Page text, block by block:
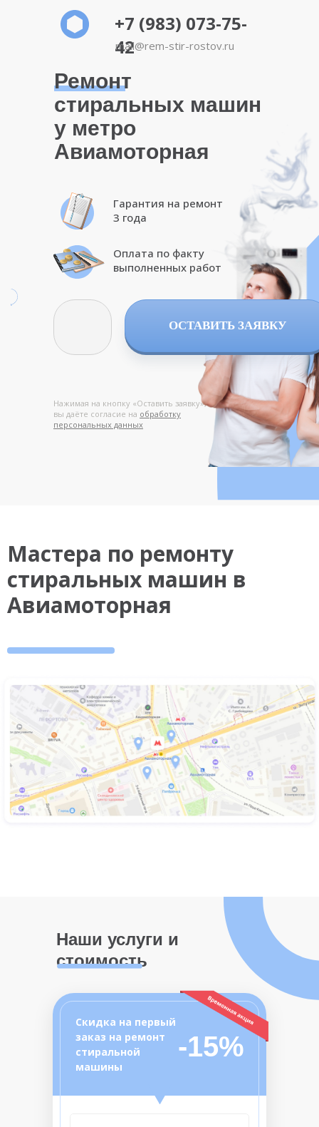
Ремонт
стиральных машин
у метро
Авиамоторная
Гарантия на ремонт
3 года
Оплата по факту
выполненных работ
Нажимая на кнопку «Оставить заявку»,
вы даёте согласие на обработку
персональных данных
+7 (983) 073-75-
42
mail@rem-stir-rostov.ru
ОСТАВИТЬ ЗАЯВКУ
Мастера по ремонту
стиральных машин в
Авиамоторная
Наши услуги и
стоимость
Скидка на первый
заказ на ремонт
стиральной
машины
-15%